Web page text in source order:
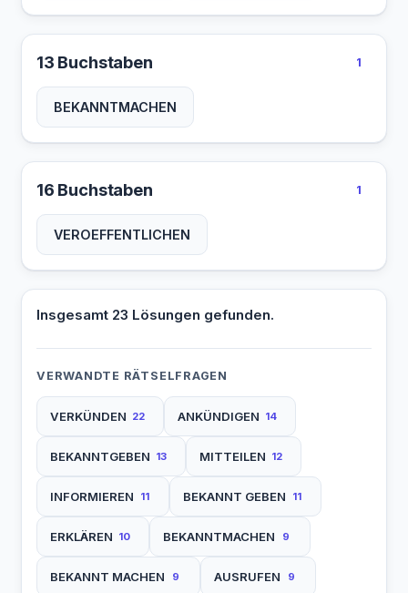
13 Buchstaben 1
BEKANNTMACHEN
16 Buchstaben 1
VEROEFFENTLICHEN
Insgesamt 23 Lösungen gefunden.
VERWANDTE RÄTSELFRAGEN
VERKÜNDEN 22 ANKÜNDIGEN 14
BEKANNTGEBEN 13 MITTEILEN 12
INFORMIEREN 11 BEKANNT GEBEN 11
ERKLÄREN 10 BEKANNTMACHEN 9
BEKANNT MACHEN 9 AUSRUFEN 9